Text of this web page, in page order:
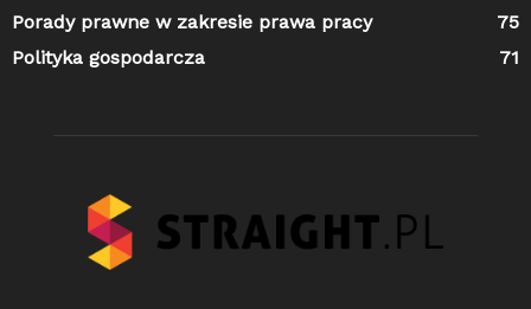
Porady prawne w zakresie prawa pracy
75
Polityka gospodarcza
71